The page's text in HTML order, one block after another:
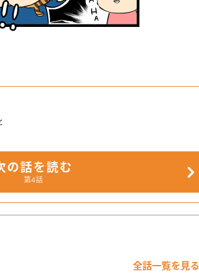
の話を読む
第4話
全話一覧を見る